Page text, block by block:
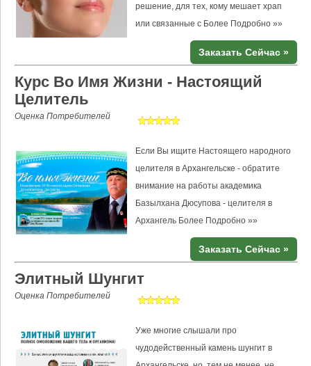
решение, для тех, кому мешает храп
или связанные с Более Подробно »»
Заказать Сейчас »
Курс Во Имя Жизни - Настоящий
Целитель
Оценка Потребителей
Если Вы ищите Настоящего народного
целителя в Архангельске - обратите
внимание на работы академика
Базылхана Дюсупова - целителя в
Архангель Более Подробно »»
Заказать Сейчас »
Элитный Шунгит
Оценка Потребителей
Уже многие слышали про
чудодейственный камень шунгит в